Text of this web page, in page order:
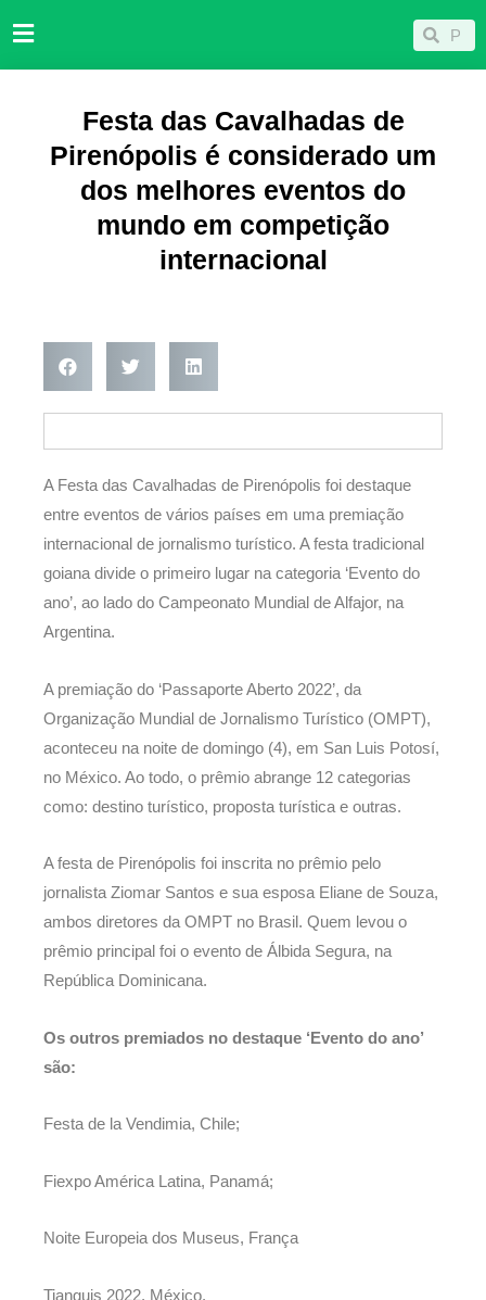
para
Pesquisar
Festa das Cavalhadas de
Pirenópolis é considerado um
dos melhores eventos do
mundo em competição
internacional
A Festa das Cavalhadas de Pirenópolis foi destaque
entre eventos de vários países em uma premiação
internacional de jornalismo turístico. A festa tradicional
goiana divide o primeiro lugar na categoria ‘Evento do
ano’, ao lado do Campeonato Mundial de Alfajor, na
Argentina.
A premiação do ‘Passaporte Aberto 2022’, da
Organização Mundial de Jornalismo Turístico (OMPT),
aconteceu na noite de domingo (4), em San Luis Potosí,
no México. Ao todo, o prêmio abrange 12 categorias
como: destino turístico, proposta turística e outras.
A festa de Pirenópolis foi inscrita no prêmio pelo
jornalista Ziomar Santos e sua esposa Eliane de Souza,
ambos diretores da OMPT no Brasil. Quem levou o
prêmio principal foi o evento de Álbida Segura, na
República Dominicana.
Os outros premiados no destaque ‘Evento do ano’
são:
Festa de la Vendimia, Chile;
Fiexpo América Latina, Panamá;
Noite Europeia dos Museus, França
Tianguis 2022, México.